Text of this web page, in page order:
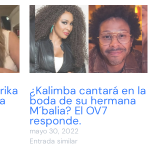
¿Kalimba cantará en la
boda de su hermana
M´balia? El OV7
responde.
mayo 30, 2022
Entrada similar